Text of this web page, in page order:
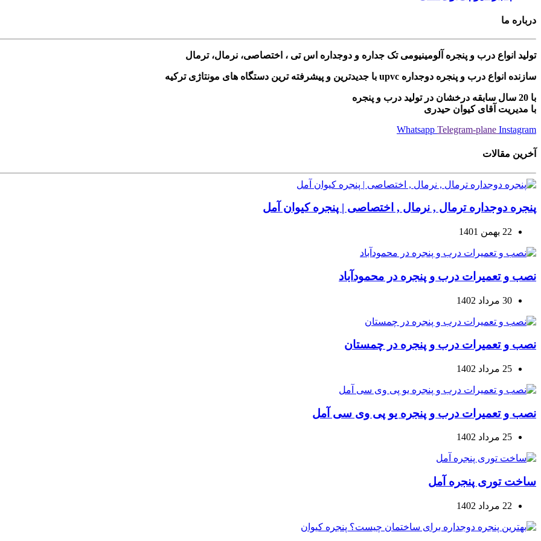
درباره ما
تولید انواع درب و پنجره آلومینیومی تک جداره و دوجداره اس تی ، اختصاصی، نرمال، ترمال
سازنده انواع درب و پنجره دوجداره upvc با جدیدترین و پیشرفته ترین دستگاه های مونتاژی ترکیه
با 20 سال سابقه درخشان در تولید درب و پنجره
با مدیریت آقای کیوان حیدری
Whatsapp Telegram-plane Instagram
آخرین مقالات
پنجره دوجداره ترمال , نرمال , اختصاصی | پنجره کیوان آمل
22 بهمن 1401
نصب و تعمیرات درب و پنجره در محمودآباد
30 مرداد 1402
نصب و تعمیرات درب و پنجره در چمستان
25 مرداد 1402
نصب و تعمیرات درب و پنجره یو پی وی سی آمل
25 مرداد 1402
ساخت توری پنجره آمل
22 مرداد 1402